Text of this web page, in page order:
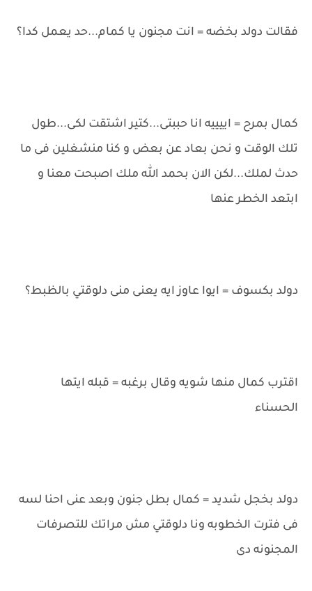
فقالت دولد بخضه = انت مجنون يا كمام...حد يعمل كدا؟
كمال بمرح = اييييه انا حببتى...كتير اشتقت لكى...طول
تلك الوقت و نحن بعاد عن بعض و كنا منشغلين فى ما
حدث لملك...لكن الان بحمد الله ملك اصبحت معنا و
ابتعد الخطر عنها
دولد بكسوف = ايوا عاوز ايه يعنى منى دلوقتي بالظبط؟
اقترب كمال منها شويه وقال برغبه = قبله ايتها
الحسناء
دولد بخجل شديد = كمال بطل جنون وبعد عنى احنا لسه
فى فترت الخطوبه ونا دلوقتي مش مراتك للتصرفات
المجنونه دى